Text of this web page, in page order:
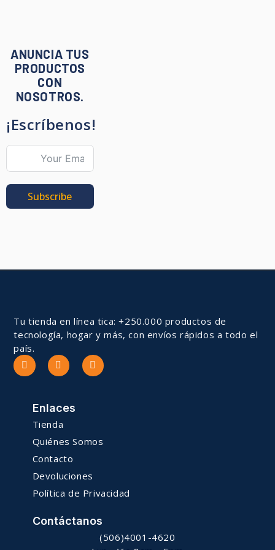
ANUNCIA TUS
PRODUCTOS
CON
NOSOTROS.
¡Escríbenos!
Subscribe
Tu tienda en línea tica: +250.000 productos de
tecnología, hogar y más, con envíos rápidos a todo el
país.
Enlaces
Tienda
Quiénes Somos
Contacto
Devoluciones
Política de Privacidad
Contáctanos
(506)4001-4620